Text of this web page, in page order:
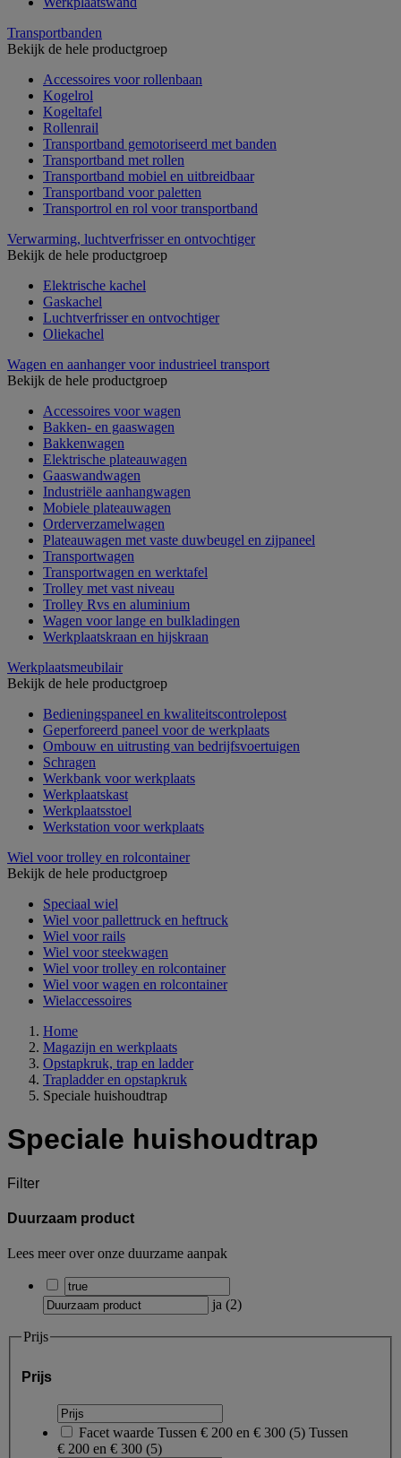
Transportbanden
Bekijk de hele productgroep
Accessoires voor rollenbaan
Kogelrol
Kogeltafel
Rollenrail
Transportband gemotoriseerd met banden
Transportband met rollen
Transportband mobiel en uitbreidbaar
Transportband voor paletten
Transportrol en rol voor transportband
Verwarming, luchtverfrisser en ontvochtiger
Bekijk de hele productgroep
Elektrische kachel
Gaskachel
Luchtverfrisser en ontvochtiger
Oliekachel
Wagen en aanhanger voor industrieel transport
Bekijk de hele productgroep
Accessoires voor wagen
Bakken- en gaaswagen
Bakkenwagen
Elektrische plateauwagen
Gaaswandwagen
Industriële aanhangwagen
Mobiele plateauwagen
Orderverzamelwagen
Plateauwagen met vaste duwbeugel en zijpaneel
Transportwagen
Transportwagen en werktafel
Trolley met vast niveau
Trolley Rvs en aluminium
Wagen voor lange en bulkladingen
Werkplaatskraan en hijskraan
Werkplaatsmeubilair
Bekijk de hele productgroep
Bedieningspaneel en kwaliteitscontrolepost
Geperforeerd paneel voor de werkplaats
Ombouw en uitrusting van bedrijfsvoertuigen
Schragen
Werkbank voor werkplaats
Werkplaatskast
Werkplaatsstoel
Werkstation voor werkplaats
Wiel voor trolley en rolcontainer
Bekijk de hele productgroep
Speciaal wiel
Wiel voor pallettruck en heftruck
Wiel voor rails
Wiel voor steekwagen
Wiel voor trolley en rolcontainer
Wiel voor wagen en rolcontainer
Wielaccessoires
Home
Magazijn en werkplaats
Opstapkruk, trap en ladder
Trapladder en opstapkruk
Speciale huishoudtrap
Speciale huishoudtrap
Filter
Duurzaam product
Lees meer over onze duurzame aanpak
ja (2)
Prijs
Prijs
Facet waarde Tussen € 200 en € 300 (5) Tussen
€ 200 en € 300 (5)